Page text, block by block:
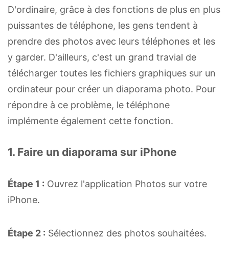
D'ordinaire, grâce à des fonctions de plus en plus
puissantes de téléphone, les gens tendent à
prendre des photos avec leurs téléphones et les
y garder. D'ailleurs, c'est un grand travial de
télécharger toutes les fichiers graphiques sur un
ordinateur pour créer un diaporama photo. Pour
répondre à ce problème, le téléphone
implémente également cette fonction.
1. Faire un diaporama sur iPhone
Étape 1 : Ouvrez l'application Photos sur votre
iPhone.
Étape 2 : Sélectionnez des photos souhaitées.